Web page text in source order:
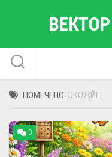
ПОМЕЧЕНО: ЭКОЖҮЙЕ
0